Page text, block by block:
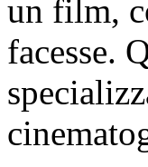
un film,
facesse.